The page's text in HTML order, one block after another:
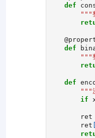
def
"""
def
"""
def
"""
if
ret
ret